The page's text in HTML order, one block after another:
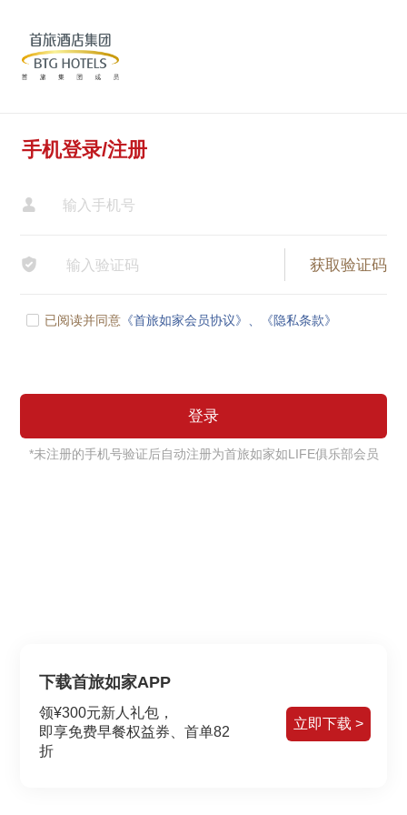
手机登录/注册


已阅读并同意 《首旅如家会员协议》、 《隐私条款》
*未注册的手机号验证后自动注册为首旅如家如LIFE俱乐部会员
下载首旅如家APP
领¥300元新人礼包，
即享免费早餐权益券、首单82
折
立即下载 >